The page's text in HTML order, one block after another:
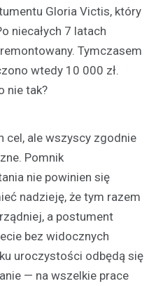
Gloria Victis, który
niecałych 7 latach
Tymczasem
wtedy 10 000 zł.
nie tak?
cel, ale wszyscy zgodnie
Pomnik
nie powinien się
nadzieję, że tym razem
a postument
bez widocznych
uroczystości odbędą się
— na wszelkie prace